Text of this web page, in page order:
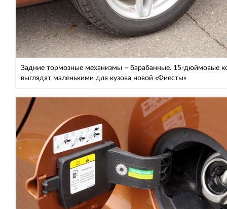
Задние тормозные механизмы – барабанные. 15-дюймовые
выглядят маленькими для кузова новой «Фиесты»